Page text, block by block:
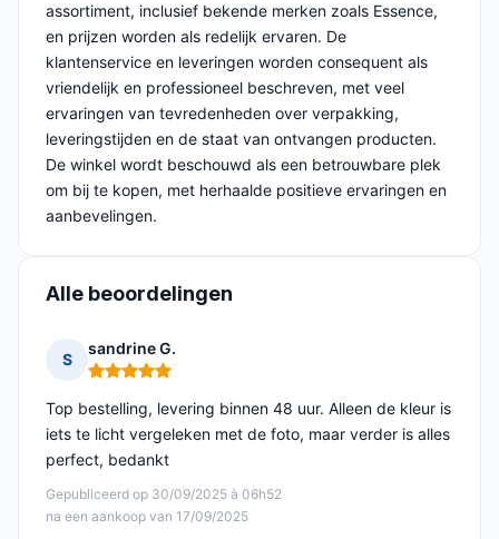
assortiment, inclusief bekende merken zoals Essence,
en prijzen worden als redelijk ervaren. De
klantenservice en leveringen worden consequent als
vriendelijk en professioneel beschreven, met veel
ervaringen van tevredenheden over verpakking,
leveringstijden en de staat van ontvangen producten.
De winkel wordt beschouwd als een betrouwbare plek
om bij te kopen, met herhaalde positieve ervaringen en
aanbevelingen.
Alle beoordelingen
S
sandrine G.
Opmerking: 5 van 5
Gepubliceerd op 30/09/2025 à 06h52
na een aankoop van 17/09/2025
Top bestelling, levering binnen 48 uur. Alleen de kleur is
iets te licht vergeleken met de foto, maar verder is alles
perfect, bedankt